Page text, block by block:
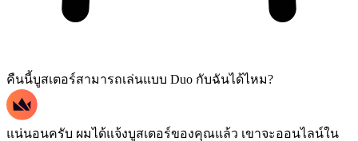
คืนนี้บูสเตอร์สามารถเล่นแบบ Duo กับฉันได้ไหม?
แน่นอนครับ ผมได้แจ้งบูสเตอร์ของคุณแล้ว เขาจะออนไลน์ใน